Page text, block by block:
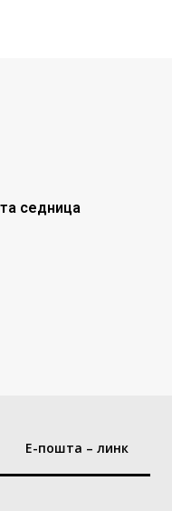
седница
Е-пошта – линк